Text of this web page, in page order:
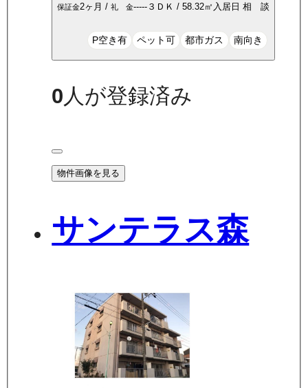
保証金2ヶ月 /礼 金----- ３ＤＫ /58.32㎡ 入居日相 談
P空き有 ペット可 都市ガス 南向き
0人が登録済み
物件画像を見る
サンテラス森